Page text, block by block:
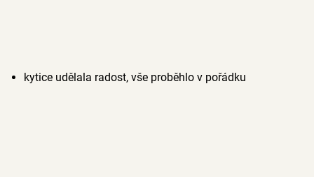
kytice udělala radost, vše proběhlo v pořádku